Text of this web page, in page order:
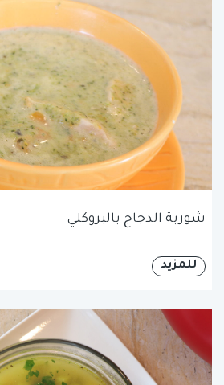
شوربة الدجاج بالبروكلي
للمزيد